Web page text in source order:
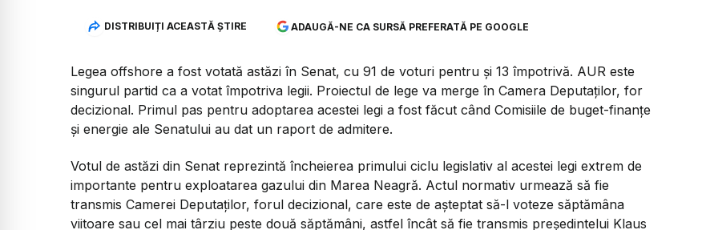
DISTRIBUIȚI ACEASTĂ ȘTIRE ADAUGĂ-NE CA SURSĂ PREFERATĂ PE GOOGLE
Legea offshore a fost votată astăzi în Senat, cu 91 de voturi pentru și 13 împotrivă. AUR este
singurul partid ca a votat împotriva legii. Proiectul de lege va merge în Camera Deputaților, for
decizional. Primul pas pentru adoptarea acestei legi a fost făcut când Comisiile de buget-finanțe
și energie ale Senatului au dat un raport de admitere.
Votul de astăzi din Senat reprezintă încheierea primului ciclu legislativ al acestei legi extrem de
importante pentru exploatarea gazului din Marea Neagră. Actul normativ urmează să fie
transmis Camerei Deputaților, forul decizional, care este de așteptat să-l voteze săptămâna
viitoare sau cel mai târziu peste două săptămâni, astfel încât să fie transmis președintelui Klaus